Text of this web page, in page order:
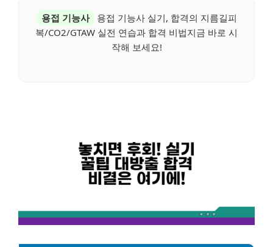
용접 기능사
용접 기능사 실기, 합격의 지름길피
복/CO2/GTAW 실전 연습과 합격 비법지금 바로 시
작해 보세요!